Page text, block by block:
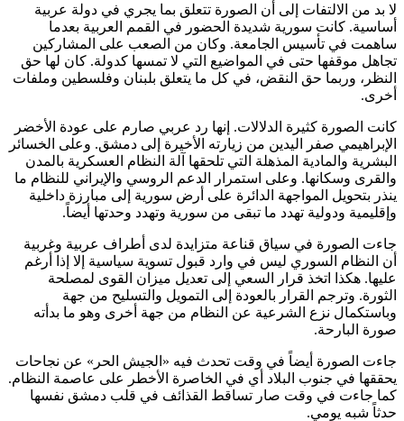
لا بد من الالتفات إلى أن الصورة تتعلق بما يجري في دولة عربية
أساسية. كانت سورية شديدة الحضور في القمم العربية بعدما
ساهمت في تأسيس الجامعة. وكان من الصعب على المشاركين
تجاهل موقفها حتى في المواضيع التي لا تمسها كدولة. كان لها حق
النظر، وربما حق النقض، في كل ما يتعلق بلبنان وفلسطين وملفات
أخرى.
كانت الصورة كثيرة الدلالات. إنها رد عربي صارم على عودة الأخضر
الإبراهيمي صفر اليدين من زيارته الأخيرة إلى دمشق. وعلى الخسائر
البشرية والمادية المذهلة التي تلحقها آلة النظام العسكرية بالمدن
والقرى وسكانها. وعلى استمرار الدعم الروسي والإيراني للنظام ما
ينذر بتحويل المواجهة الدائرة على أرض سورية إلى مبارزة داخلية
وإقليمية ودولية تهدد ما تبقى من سورية وتهدد وحدتها أيضاً.
جاءت الصورة في سياق قناعة متزايدة لدى أطراف عربية وغربية
أن النظام السوري ليس في وارد قبول تسوية سياسية إلا إذا أرغم
عليها. هكذا اتخذ قرار السعي إلى تعديل ميزان القوى لمصلحة
الثورة. وترجم القرار بالعودة إلى التمويل والتسليح من جهة
وباستكمال نزع الشرعية عن النظام من جهة أخرى وهو ما بدأته
صورة البارحة.
جاءت الصورة أيضاً في وقت تحدث فيه «الجيش الحر» عن نجاحات
يحققها في جنوب البلاد أي في الخاصرة الأخطر على عاصمة النظام.
كما جاءت في وقت صار تساقط القذائف في قلب دمشق نفسها
حدثاً شبه يومي.